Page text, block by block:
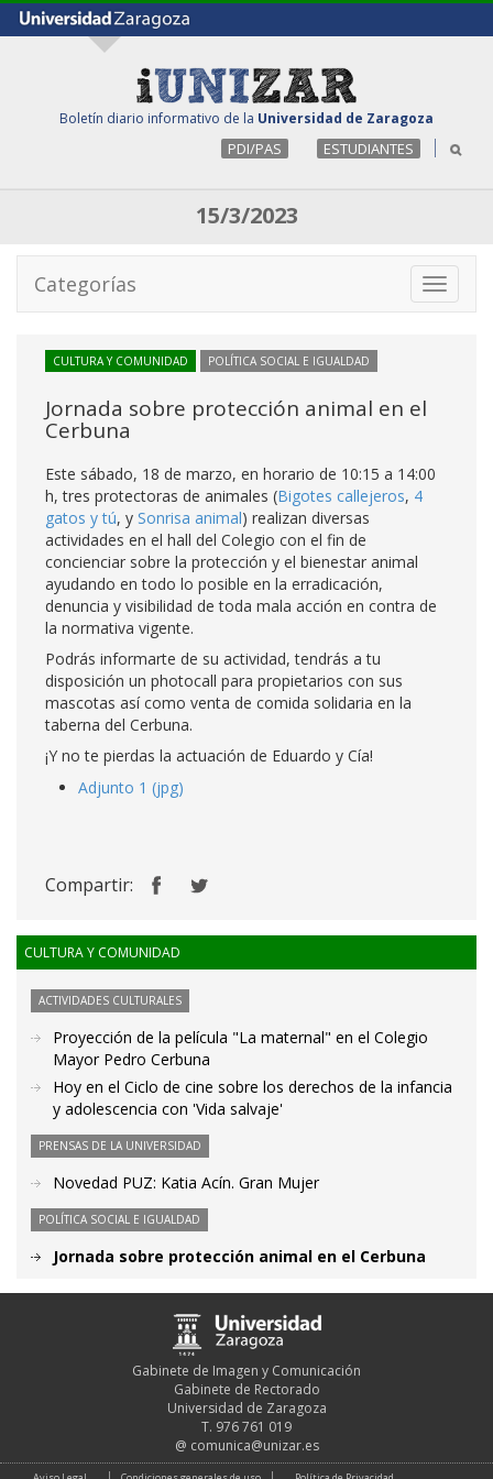
Boletín diario informativo de la Universidad de Zaragoza
PDI/PAS ESTUDIANTES
15/3/2023
Toggle
Categorías
CULTURA Y COMUNIDAD POLÍTICA SOCIAL E IGUALDAD
Jornada sobre protección animal en el
Cerbuna
Este sábado, 18 de marzo, en horario de 10:15 a 14:00
h, tres protectoras de animales (Bigotes callejeros, 4
gatos y tú, y Sonrisa animal) realizan diversas
actividades en el hall del Colegio con el fin de
concienciar sobre la protección y el bienestar animal
ayudando en todo lo posible en la erradicación,
denuncia y visibilidad de toda mala acción en contra de
la normativa vigente.
Podrás informarte de su actividad, tendrás a tu
disposición un photocall para propietarios con sus
mascotas así como venta de comida solidaria en la
taberna del Cerbuna.
¡Y no te pierdas la actuación de Eduardo y Cía!
Adjunto 1 (jpg)
Compartir:
CULTURA Y COMUNIDAD
ACTIVIDADES CULTURALES
Proyección de la película "La maternal" en el Colegio
Mayor Pedro Cerbuna
Hoy en el Ciclo de cine sobre los derechos de la infancia
y adolescencia con 'Vida salvaje'
PRENSAS DE LA UNIVERSIDAD
Novedad PUZ: Katia Acín. Gran Mujer
POLÍTICA SOCIAL E IGUALDAD
Jornada sobre protección animal en el Cerbuna
Gabinete de Imagen y Comunicación
Gabinete de Rectorado
Universidad de Zaragoza
T. 976 761 019
@ comunica@unizar.es